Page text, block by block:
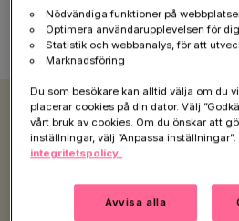
knappt vad det var. Jag gick
skolan sammanlagt i åttan, sen
Tankar på
ungdomspsykiatrin för första
fick han en diagnos – bipolär
Nödvändiga funktioner på
Optimera användarupplevelsen för
Statistik och webbanalys, för att
Marknadsföring
Du som besökare kan alltid välja om du
placerar cookies på din dator. Välj
vårt bruk av cookies. Om du önskar att
inställningar, välj ”Anpassa inställningar”.
integritetspolicy.
Avvisa alla